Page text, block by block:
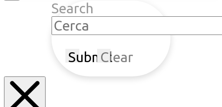
Search
SubmitClear